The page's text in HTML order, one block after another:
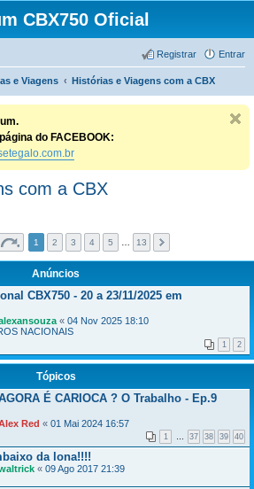
CBX750 Oficial
Entrar
Registrar
e Viagens Histórias e Viagens com a CBX
do FACEBOOK:
com a CBX
1 2 3 4 5 13
Anúncios
CBX750 - 20 a 23/11/2025 em
« 04 Nov 2025 18:10
NACIONAIS
1 2
Tópicos
É CARIOCA ? O Trabalho - Ep.9
Red « 01 Mai 2024 16:57
1 … 37 38 39 40
da lona!!!!
« 09 Ago 2017 21:39